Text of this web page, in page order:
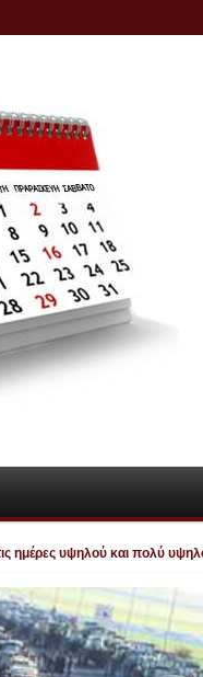
υψηλού και πολύ υψηλού